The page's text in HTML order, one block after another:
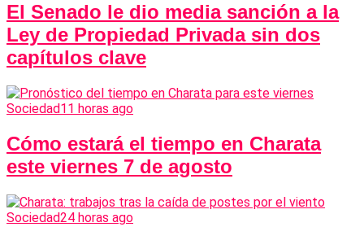
El Senado le dio media sanción a la
Ley de Propiedad Privada sin dos
capítulos clave
Sociedad11 horas ago
Cómo estará el tiempo en Charata
este viernes 7 de agosto
Sociedad24 horas ago